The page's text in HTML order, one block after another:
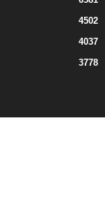
4502
4037
3778